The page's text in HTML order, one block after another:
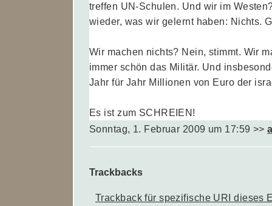
treffen UN-Schulen. Und wir im
wieder, was wir gelernt haben: Nichts.
Wir machen nichts? Nein, stimmt. Wir
immer schön das Militär. Und
Jahr für Jahr Millionen von Euro der
Es ist zum SCHREIEN!
Sonntag, 1. Februar 2009 um 17:59 >>
Trackbacks
Trackback für spezifische URI dieses